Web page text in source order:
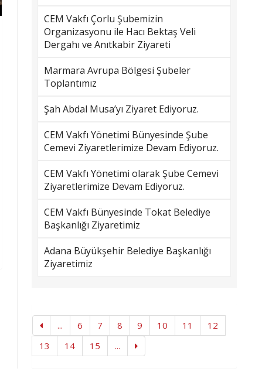
CEM Vakfı Çorlu Şubemizin
Organizasyonu ile Hacı Bektaş Veli
Dergahı ve Anıtkabir Ziyareti
Marmara Avrupa Bölgesi Şubeler
Toplantımız
Şah Abdal Musa’yı Ziyaret Ediyoruz.
CEM Vakfı Yönetimi Bünyesinde Şube
Cemevi Ziyaretlerimize Devam Ediyoruz.
CEM Vakfı Yönetimi olarak Şube Cemevi
Ziyaretlerimize Devam Ediyoruz.
CEM Vakfı Bünyesinde Tokat Belediye
Başkanlığı Ziyaretimiz
Adana Büyükşehir Belediye Başkanlığı
Ziyaretimiz
... 6 7 8 9 10 11
12
13
14 15 ...